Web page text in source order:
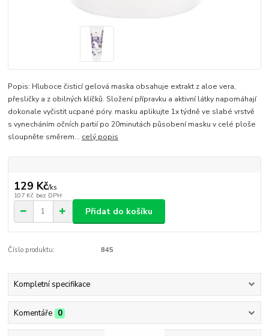
Popis: Hluboce čisticí gelová maska obsahuje extrakt z aloe vera,
přesličky a z obilných klíčků. Složení přípravku a aktivní látky napomáhají
dokonale vyčistit ucpané póry. masku aplikujte 1x týdně ve slabé vrstvě
s vynecháním očních partií po 20minutách působení masku v celé ploše
sloupněte směrem... celý popis
129 Kč/ks
107 Kč bez DPH
Přidat do košíku
Číslo produktu: 845
Kompletní specifikace
Komentáře 0